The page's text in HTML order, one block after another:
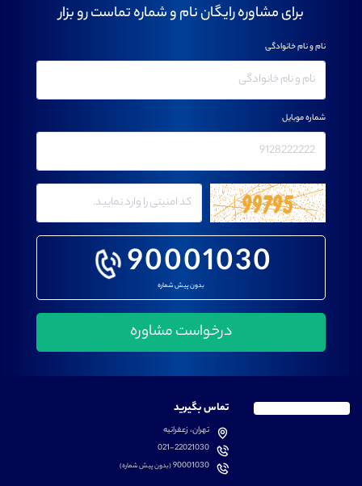
برای مشاوره رایگان نام و شماره تماست رو بزار
90001030
بدون پیش شماره
نام و نام خانوادگی
شماره موبایل
تماس بگیرید
تهران، زعفرانیه
021-22021030
90001030(بدون پیش شماره)